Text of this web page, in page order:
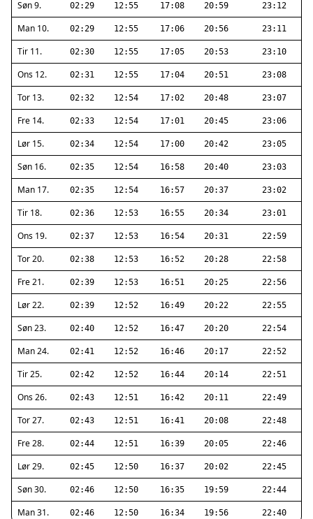
Søn 9. 02:29 12:55 17:08 20:59 23:12
Man 10. 02:29 12:55 17:06 20:56 23:11
Tir 11. 02:30 12:55 17:05 20:53 23:10
Ons 12. 02:31 12:55 17:04 20:51 23:08
Tor 13. 02:32 12:54 17:02 20:48 23:07
Fre 14. 02:33 12:54 17:01 20:45 23:06
Lør 15. 02:34 12:54 17:00 20:42 23:05
Søn 16. 02:35 12:54 16:58 20:40 23:03
Man 17. 02:35 12:54 16:57 20:37 23:02
Tir 18. 02:36 12:53 16:55 20:34 23:01
Ons 19. 02:37 12:53 16:54 20:31 22:59
Tor 20. 02:38 12:53 16:52 20:28 22:58
Fre 21. 02:39 12:53 16:51 20:25 22:56
Lør 22. 02:39 12:52 16:49 20:22 22:55
Søn 23. 02:40 12:52 16:47 20:20 22:54
Man 24. 02:41 12:52 16:46 20:17 22:52
Tir 25. 02:42 12:52 16:44 20:14 22:51
Ons 26. 02:43 12:51 16:42 20:11 22:49
Tor 27. 02:43 12:51 16:41 20:08 22:48
Fre 28. 02:44 12:51 16:39 20:05 22:46
Lør 29. 02:45 12:50 16:37 20:02 22:45
Søn 30. 02:46 12:50 16:35 19:59 22:44
Man 31. 02:46 12:50 16:34 19:56 22:40